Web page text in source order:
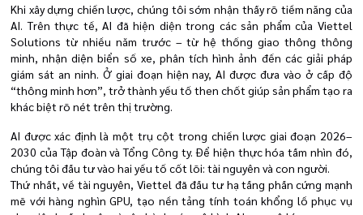
Khi xây dựng chiến lược, chúng tôi sớm nhận thấy rõ tiềm năng của
AI. Trên thực tế, AI đã hiện diện trong các sản phẩm của Viettel
Solutions từ nhiều năm trước – từ hệ thống giao thông thông
minh, nhận diện biển số xe, phân tích hình ảnh đến các giải pháp
giám sát an ninh. Ở giai đoạn hiện nay, AI được đưa vào ở cấp độ
“thông minh hơn”, trở thành yếu tố then chốt giúp sản phẩm tạo ra
khác biệt rõ nét trên thị trường.
AI được xác định là một trụ cột trong chiến lược giai đoạn 2026–
2030 của Tập đoàn và Tổng Công ty. Để hiện thực hóa tầm nhìn đó,
chúng tôi đầu tư vào hai yếu tố cốt lõi: tài nguyên và con người.
Thứ nhất, về tài nguyên, Viettel đã đầu tư hạ tầng phần cứng mạnh
mẽ với hàng nghìn GPU, tạo nền tảng tính toán khổng lồ phục vụ